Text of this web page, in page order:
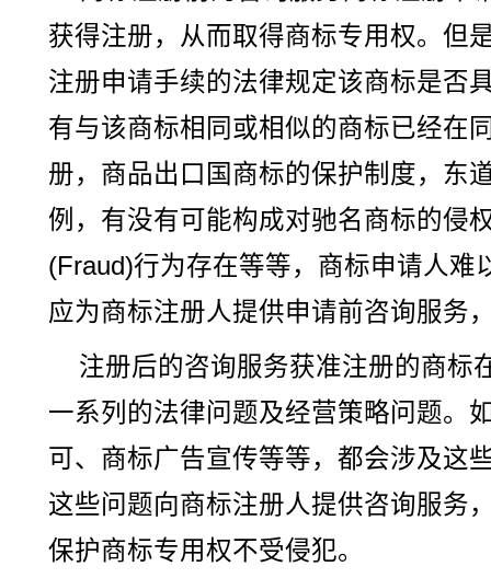
获得注册，从而取得商标专用权。但
注册申请手续的法律规定该商标是否
有与该商标相同或相似的商标已经在
册，商品出口国商标的保护制度，东
例，有没有可能构成对驰名商标的侵
(Fraud)行为存在等等，商标申请人难
应为商标注册人提供申请前咨询服务
注册后的咨询服务获准注册的商标
一系列的法律问题及经营策略问题。
可、商标广告宣传等等，都会涉及这
这些问题向商标注册人提供咨询服务
保护商标专用权不受侵犯。